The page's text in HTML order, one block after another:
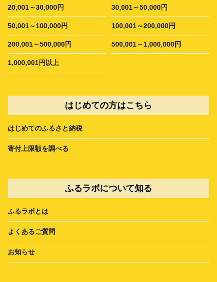
20,001～30,000円 30,001～50,000円
50,001～100,000円 100,001～200,000円
200,001～500,000円 500,001～1,000,000円
1,000,001円以上
はじめての方はこちら
はじめてのふるさと納税
寄付上限額を調べる
ふるラボについて知る
ふるラボとは
よくあるご質問
お知らせ